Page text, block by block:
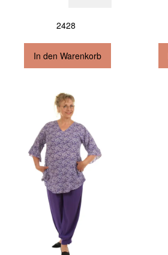
2428
In den Warenkorb